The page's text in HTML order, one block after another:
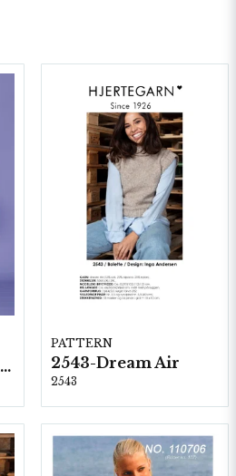
2583- Silk Kid Mohair
PATTERN
2543-Dream Air
2543